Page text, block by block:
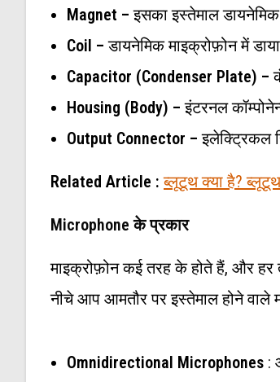
Magnet –इसका इस्तेमाल
Coil –डायनेमिक माइक्रोफ़ोन में
Capacitor (Condenser Plate) –
Housing (Body) – इंटरनल
Output Connector – इलेक्ट्रिकल
Related Article : ब्लूटूथ क्या है?
Microphone के प्रकार
माइक्रोफ़ोन कई तरह के होते हैं, और हर
नीचे आप आमतौर पर इस्तेमाल होने
Omnidirectional Microphones :